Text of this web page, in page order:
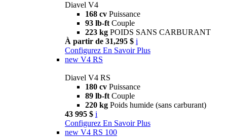
Diavel V4
168 cv Puissance
93 lb-ft Couple
223 kg POIDS SANS CARBURANT
À partir de 31,295 $ i
Configurez En Savoir Plus
new V4 RS
Diavel V4 RS
180 cv Puissance
89 lb-ft Couple
220 kg Poids humide (sans carburant)
43 995 $ i
Configurez En Savoir Plus
new V4 RS 100